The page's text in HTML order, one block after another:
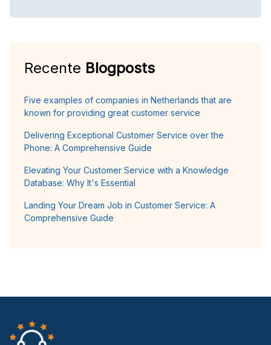
Recente Blogposts
Five examples of companies in Netherlands that are
known for providing great customer service
Delivering Exceptional Customer Service over the
Phone: A Comprehensive Guide
Elevating Your Customer Service with a Knowledge
Database: Why It's Essential
Landing Your Dream Job in Customer Service: A
Comprehensive Guide